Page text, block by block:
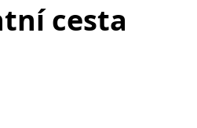
cesta